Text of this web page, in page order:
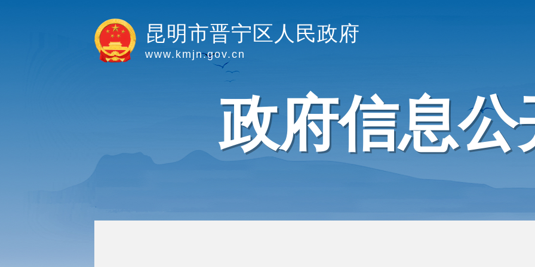
昆明市晋宁区人民政府
www.kmjn.gov.cn
政府信息公